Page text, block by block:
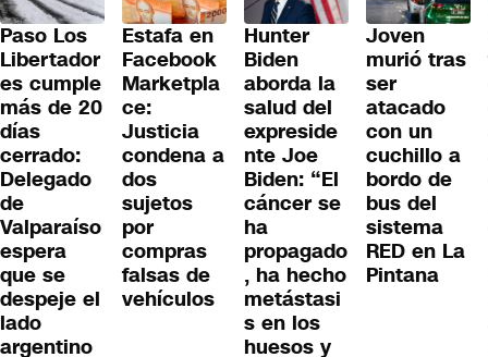
Paso Los
Libertador
es cumple
más de 20
días
cerrado:
Delegado
de
Valparaíso
espera
que se
despeje el
lado
argentino
Estafa en
Facebook
Marketpla
ce:
Justicia
condena a
dos
sujetos
por
compras
falsas de
vehículos
Hunter
Biden
aborda la
salud del
expreside
nte Joe
Biden: “El
cáncer se
ha
propagado
, ha hecho
metástasi
s en los
huesos y
Joven
murió tras
ser
atacado
con un
cuchillo a
bordo de
bus del
sistema
RED en La
Pintana